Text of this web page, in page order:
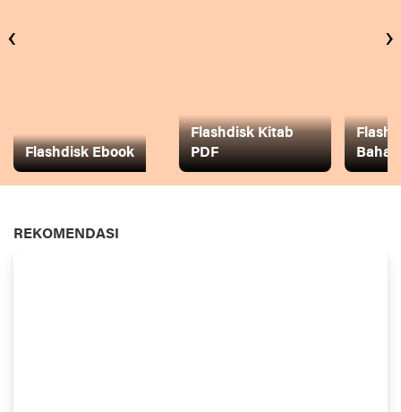
Flashdisk Ebook
Flashdisk Kitab
PDF
Baha
‹ ›
REKOMENDASI